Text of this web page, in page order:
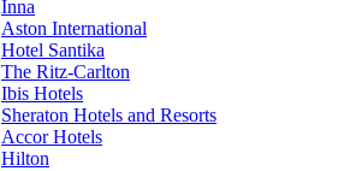
Inna
Aston International
Hotel Santika
The Ritz-Carlton
Ibis Hotels
Sheraton Hotels and Resorts
Accor Hotels
Hilton